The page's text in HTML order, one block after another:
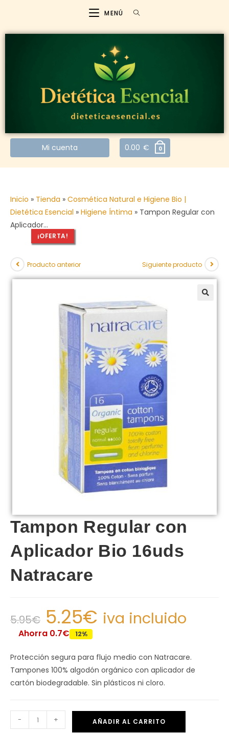
MENÚ
Mi cuenta 0.00 € 0
Inicio » Tienda » Cosmética Natural e Higiene Bio |
Dietética Esencial » Higiene Íntima » Tampon Regular con
Aplicador…
¡OFERTA!
Producto anterior Siguiente producto
Tampon Regular con
Aplicador Bio 16uds
Natracare
5.95€ 5.25€ iva incluido
Ahorra 0.7€ 12%
Protección segura para flujo medio con Natracare.
Tampones 100% algodón orgánico con aplicador de
cartón biodegradable. Sin plásticos ni cloro.
- + AÑADIR AL CARRITO